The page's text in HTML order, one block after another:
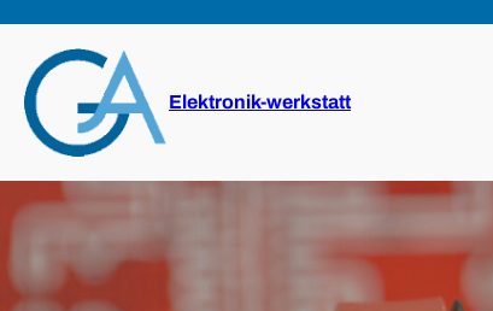
springen
Elektronik-werkstatt